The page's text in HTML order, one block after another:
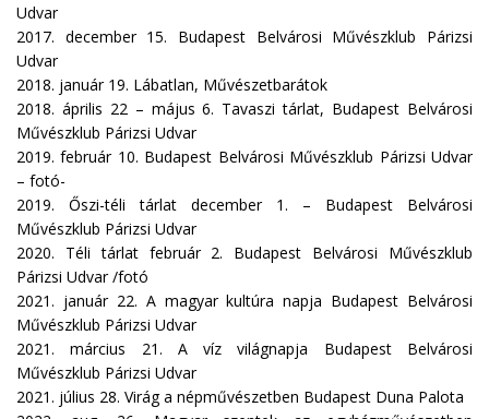
Udvar
2017. december 15. Budapest Belvárosi Művészklub Párizsi
Udvar
2018. január 19. Lábatlan, Művészetbarátok
2018. április 22 – május 6. Tavaszi tárlat, Budapest Belvárosi
Művészklub Párizsi Udvar
2019. február 10. Budapest Belvárosi Művészklub Párizsi Udvar
– fotó-
2019. Őszi-téli tárlat december 1. – Budapest Belvárosi
Művészklub Párizsi Udvar
2020. Téli tárlat február 2. Budapest Belvárosi Művészklub
Párizsi Udvar /fotó
2021. január 22. A magyar kultúra napja Budapest Belvárosi
Művészklub Párizsi Udvar
2021. március 21. A víz világnapja Budapest Belvárosi
Művészklub Párizsi Udvar
2021. július 28. Virág a népművészetben Budapest Duna Palota